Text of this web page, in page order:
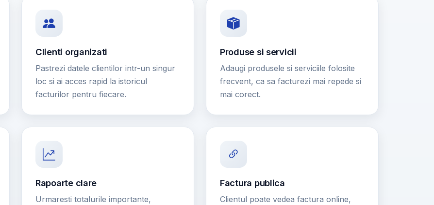
Clienti organizati
Pastrezi datele clientilor intr-un singur
loc si ai acces rapid la istoricul
facturilor pentru fiecare.
Produse si servicii
Adaugi produsele si serviciile folosite
frecvent, ca sa facturezi mai repede si
mai corect.
Rapoarte clare
Urmaresti totalurile importante,
Factura publica
Clientul poate vedea factura online,